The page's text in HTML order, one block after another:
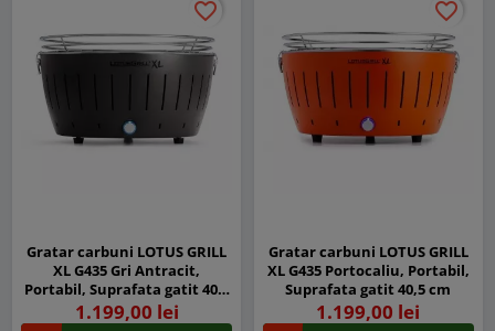
favorite_border
favorite_border
Gratar carbuni LOTUS GRILL
XL G435 Gri Antracit,
Portabil, Suprafata gatit 40,5
cm
1.199,00 lei
favorite_border
favorite_border
Gratar carbuni LOTUS GRILL
XL G435 Portocaliu, Portabil,
Suprafata gatit 40,5 cm
1.199,00 lei